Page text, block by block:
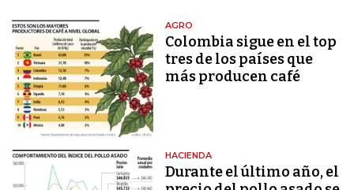
AGRO
Colombia sigue en el top
tres de los países que
más producen café
HACIENDA
Durante el último año, el